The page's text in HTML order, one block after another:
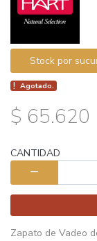
Stock por
Agotado.
$ 65.620
CANTIDAD
Zapato de Vadeo